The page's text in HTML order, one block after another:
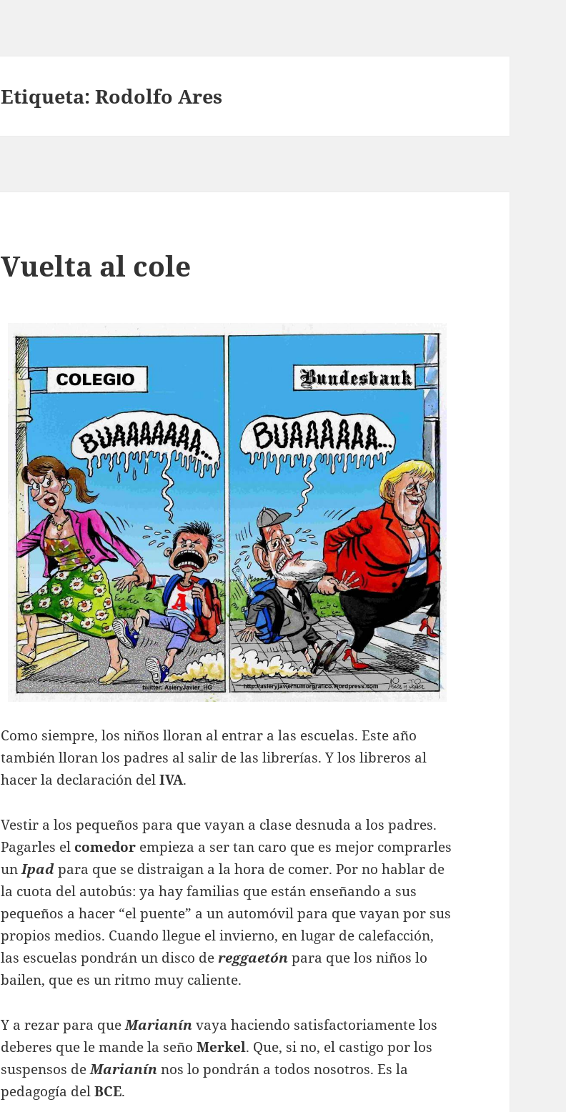
Etiqueta:Rodolfo Ares
Vuelta al cole
Como siempre, los niños lloran al entrar a las escuelas. Este año
también lloran los padres al salir de las librerías. Y los libreros al
hacer la declaración delIVA.
Vestir a los pequeños para que vayan a clase desnuda a los padres.
Pagarles el comedor empieza a ser tan caro que es mejor comprarles
unIpadpara que se distraigan a la hora de comer. Por no hablar de
la cuota del autobús: ya hay familias que están enseñando a sus
pequeños a hacer “el puente” a un automóvil para que vayan por sus
propios medios. Cuando llegue el invierno, en lugar de calefacción,
las escuelas pondrán un disco dereggaetónpara que los niños lo
bailen, que es un ritmo muy caliente.
Y a rezar para queMarianínvaya haciendo satisfactoriamente los
deberes que le mande la señoMerkel. Que, si no, el castigo por los
suspensos deMarianínnos lo pondrán a todos nosotros. Es la
pedagogía delBCE.